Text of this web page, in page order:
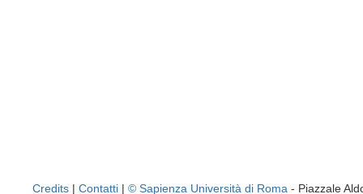
Credits | Contatti | © Sapienza Università di Roma - Piazzale